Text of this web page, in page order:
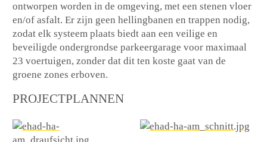
ontworpen worden in de omgeving, met een stenen vloer
en/of asfalt. Er zijn geen hellingbanen en trappen nodig,
zodat elk systeem plaats biedt aan een veilige en
beveiligde ondergrondse parkeergarage voor maximaal
23 voertuigen, zonder dat dit ten koste gaat van de
groene zones erboven.
PROJECTPLANNEN